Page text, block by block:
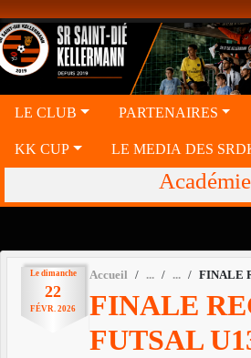
LE CLUB PARTENAIRES
KK CUP LE MEDIA DES
Académie
Le dimanche
22
FÉVR. 2026
Accueil FINALE
FINALE
FUTSAL